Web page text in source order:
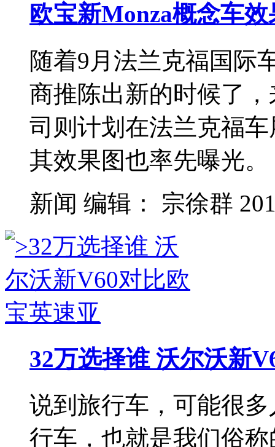
欧宝新Monza概念车
随着9月法兰克福国际
商推陈出新的时候了
司则计划在法兰克福
其效果图也率先曝光。
新闻 编辑： 宗徐群
32万选择谁 沃尔沃新
说到旅行车，可能很
行车，也就是我们俗